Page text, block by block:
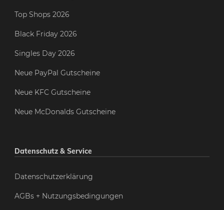
Top Shops 2026
Black Friday 2026
Singles Day 2026
Neue PayPal Gutscheine
Neue KFC Gutscheine
Neue McDonalds Gutscheine
Datenschutz & Service
Datenschutzerklärung
AGBs + Nutzungsbedingungen